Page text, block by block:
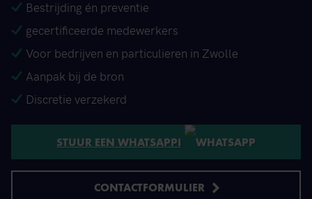
Bestrijding én preventie
gecertificeerde medewerkers
Voor bedrijven en particulieren in Zwolle
Aanpak bij de bron
Discretie verzekerd
STUUR EEN WHATSAPP!
CONTACTFORMULIER